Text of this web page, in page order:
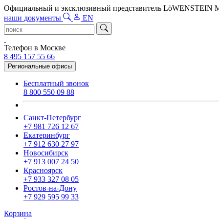
Официальный и эксклюзивный представитель LöWENSTEIN
наши документы EN
Телефон в Москве
8 495 157 55 66
Региональные офисы
Бесплатный звонок
8 800 550 09 88
Санкт-Петербург
+7 981 726 12 67
Екатеринбург
+7 912 630 27 97
Новосибирск
+7 913 007 24 50
Красноярск
+7 933 327 08 05
Ростов-на-Дону
+7 929 595 99 33
Корзина